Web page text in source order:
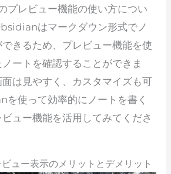
プレビュー機能の使い方につい
はマークダウン形式でノ
きるため、プレビュー機能を使
ートを確認することができま
は見やすく、カスタマイズも可
使って効率的にノートを書く
ュー機能を活用してみてくださ
ュー表示のメリットとデメリット